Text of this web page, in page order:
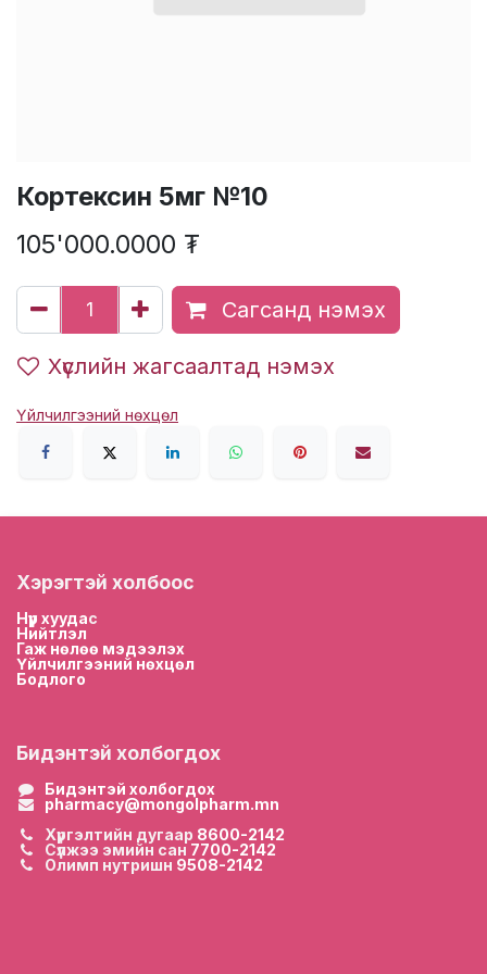
Кортексин 5мг №10
105'000.0000 ₮
Сагсанд нэмэх
Хүслийн жагсаалтад нэмэх
Үйлчилгээний нөхцөл
Хэрэгтэй холбоос
Нүүр хуудас
Нийтлэл
Гаж нөлөө мэдээлэх
Үйлчилгээний нөхцөл
Бодлого
Бидэнтэй холбогдох
Бидэнтэй холбогдох
pharmacy@mongolpharm.mn
Хүргэлтийн дугаар 8600-2142
Сүлжээ эмийн сан 7700-2142
Олимп нутришн 9508-2142